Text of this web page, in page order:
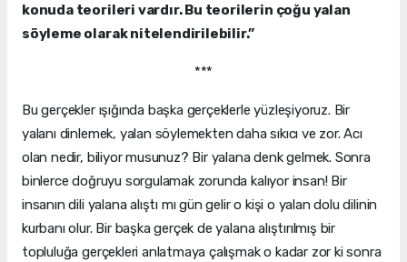
konuda teorileri vardır. Bu teorilerin çoğu yalan
söyleme olarak nitelendirilebilir.”
***
Bu gerçekler ışığında başka gerçeklerle yüzleşiyoruz. Bir
yalanı dinlemek, yalan söylemekten daha sıkıcı ve zor. Acı
olan nedir, biliyor musunuz? Bir yalana denk gelmek. Sonra
binlerce doğruyu sorgulamak zorunda kalıyor insan! Bir
insanın dili yalana alıştı mı gün gelir o kişi o yalan dolu dilinin
kurbanı olur. Bir başka gerçek de yalana alıştırılmış bir
topluluğa gerçekleri anlatmaya çalışmak o kadar zor ki sonra